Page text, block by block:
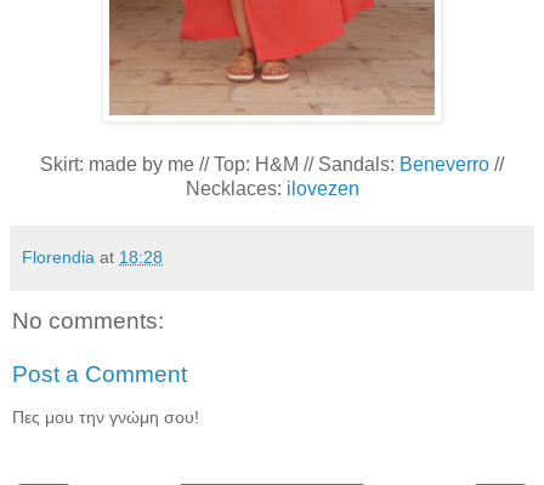
Skirt: made by me // Top: H&M // Sandals: Beneverro //
Necklaces: ilovezen
Florendia at 18:28
No comments:
Post a Comment
Πες μου την γνώμη σου!